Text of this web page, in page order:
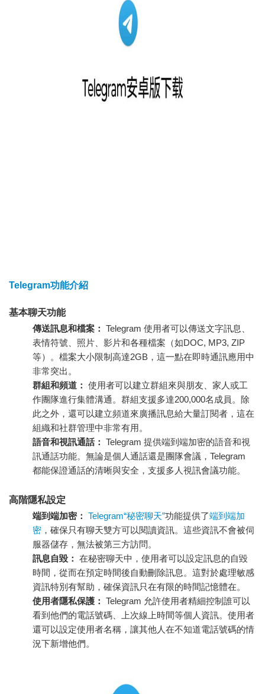
Telegram功能介紹
基本聊天功能
傳送訊息和檔案： Telegram 使用者可以傳送文字訊息、
表情符號、照片、影片和各種檔案（如DOC, MP3, ZIP
等）。檔案大小限制高達2GB，這一點在即時通訊應用中
非常突出。
群組和頻道： 使用者可以建立群組來與朋友、家人或工
作團隊進行集體溝通。群組支援多達200,000名成員。除
此之外，還可以建立頻道來廣播訊息給大量訂閱者，這在
組織和社群管理中非常有用。
語音和視訊通話： Telegram 提供端到端加密的語音和視
訊通話功能。無論是個人通話還是團隊會議，Telegram
都能保證通話的清晰與安全，支援多人視訊會議功能。
高階隱私設定
端到端加密： Telegram“秘密聊天”功能提供了端到端加
密 ，確保只有聊天雙方可以閱讀資訊。這些資訊不會被伺
服器儲存，無法被第三方訪問。
訊息自毀： 在秘密聊天中，使用者可以設定訊息的自毀
時間，從而在預定時間後自動刪除訊息。這對於處理敏感
資訊特別有幫助，確保資訊只在有限的時間記憶體在。
使用者隱私保護： Telegram 允許使用者精細控制誰可以
看到他們的電話號碼、上次線上時間等個人資訊。使用者
還可以設定使用者名稱，讓其他人在不知道電話號碼的情
況下新增他們。